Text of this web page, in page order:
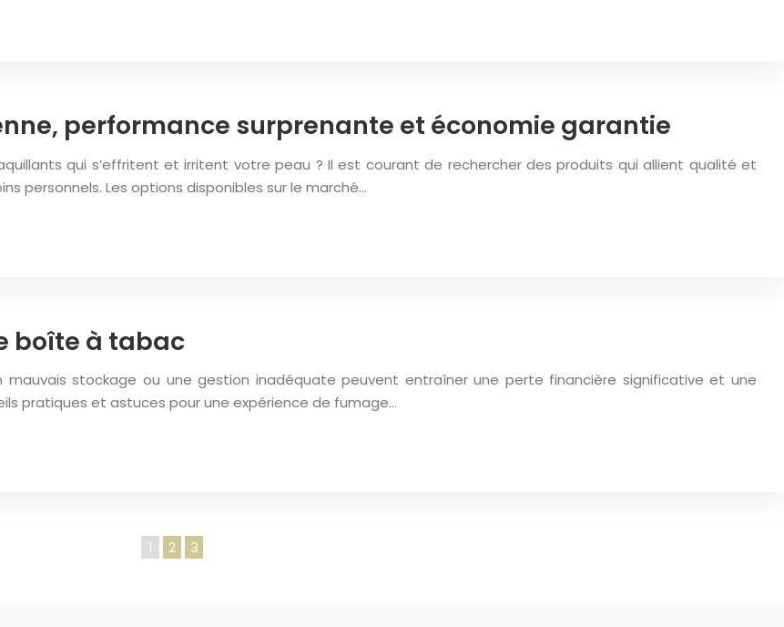
performance surprenante et économie garantie
qui s’effritent et irritent votre peau ? Il est courant de rechercher des produits qui allient qualité et
personnels. Les options disponibles sur le marché…
boîte à tabac
stockage ou une gestion inadéquate peuvent entraîner une perte financière significative et une
pratiques et astuces pour une expérience de fumage…
1 2 3